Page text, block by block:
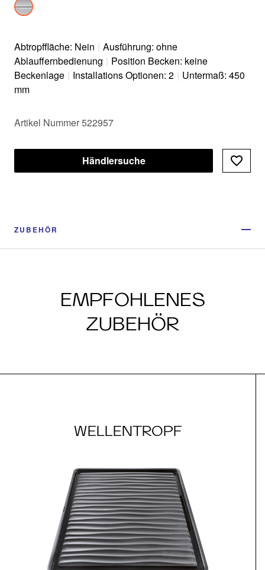
Abtropffläche: Nein | Ausführung: ohne
Ablauffernbedienung | Position Becken: keine
Beckenlage | Installations Optionen: 2 | Untermaß: 450
mm
Artikel Nummer 522957
Händlersuche
ZUBEHÖR
EMPFOHLENES
ZUBEHÖR
WELLENTROPF